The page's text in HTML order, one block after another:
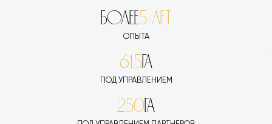
БОЛЕЕ5 ЛЕТ
ОПЫТА
61,5ГА
ПОД УПРАВЛЕНИЕМ
250ГА